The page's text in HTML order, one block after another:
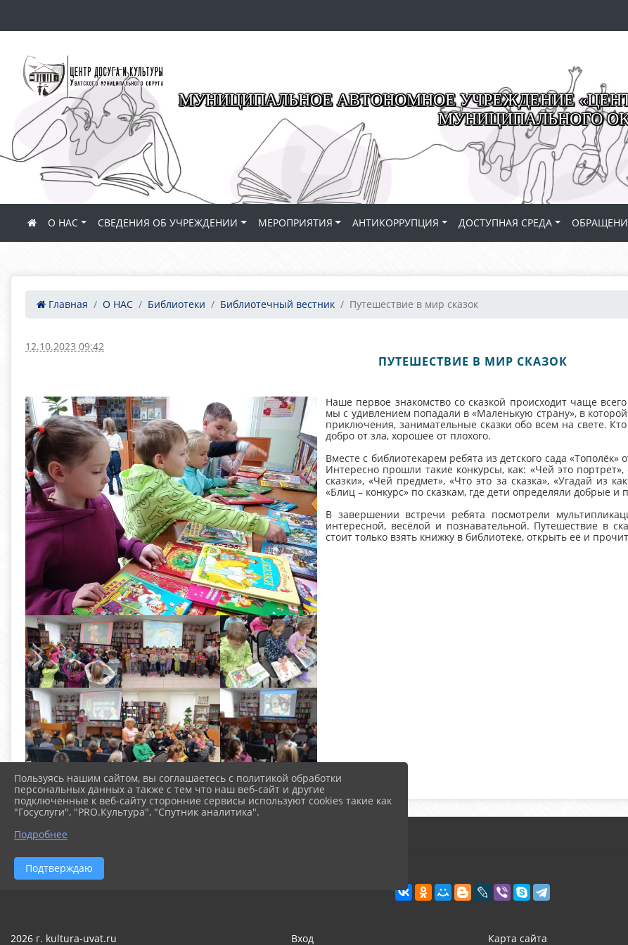
МУНИЦИПАЛЬНОЕ АВТОНОМНОЕ УЧРЕЖДЕНИЕ
МУНИЦИПАЛЬНОГО
О НАС СВЕДЕНИЯ ОБ УЧРЕЖДЕНИИ МЕРОПРИЯТИЯ АНТИКОРРУПЦИЯ ДОСТУПНАЯ СРЕДА
Главная О НАС Библиотеки Библиотечный вестник Путешествие в мир сказок
12.10.2023 09:42
ПУТЕШЕСТВИЕ В МИР СКАЗОК
Наше первое знакомство со сказкой происходит чаще
мы с удивлением попадали в «Маленькую страну», в
приключения, занимательные сказки обо всем на свете.
добро от зла, хорошее от плохого.
Вместе с библиотекарем ребята из детского сада
Интересно прошли такие конкурсы, как: «Чей это
сказки», «Чей предмет», «Что это за сказка», «Угадай из
«Блиц – конкурс» по сказкам, где дети определяли добрые и
В завершении встречи ребята посмотрели
интересной, весёлой и познавательной. Путешествие в
стоит только взять книжку в библиотеке, открыть её и
2026 г. kultura-uvat.ru Вход Карта сайта
Пользуясь нашим сайтом, вы соглашаетесь с политикой обработки
персональных данных а также с тем что наш веб-сайт и другие
подключенные к веб-сайту сторонние сервисы используют cookies такие как
"Госуслуги", "PRO.Культура", "Спутник аналитика".
Подробнее
Подтверждаю